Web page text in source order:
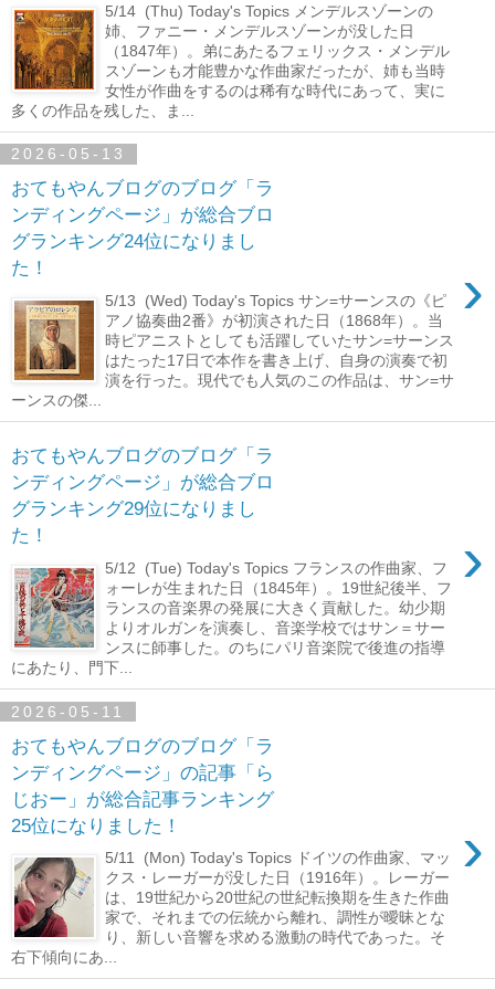
5/14 (Thu) Today's Topics メンデルスゾーンの
姉、ファニー・メンデルスゾーンが没した日
（1847年）。弟にあたるフェリックス・メンデル
スゾーンも才能豊かな作曲家だったが、姉も当時
女性が作曲をするのは稀有な時代にあって、実に
多くの作品を残した、ま...
2026-05-13
おてもやんブログのブログ「ラ
ンディングページ」が総合ブロ
グランキング24位になりまし
た！
›
5/13 (Wed) Today's Topics サン=サーンスの《ピ
アノ協奏曲2番》が初演された日（1868年）。当
時ピアニストとしても活躍していたサン=サーンス
はたった17日で本作を書き上げ、自身の演奏で初
演を行った。現代でも人気のこの作品は、サン=サ
ーンスの傑...
おてもやんブログのブログ「ラ
ンディングページ」が総合ブロ
グランキング29位になりまし
た！
›
5/12 (Tue) Today's Topics フランスの作曲家、フ
ォーレが生まれた日（1845年）。19世紀後半、フ
ランスの音楽界の発展に大きく貢献した。幼少期
よりオルガンを演奏し、音楽学校ではサン＝サー
ンスに師事した。のちにパリ音楽院で後進の指導
にあたり、門下...
2026-05-11
おてもやんブログのブログ「ラ
ンディングページ」の記事「ら
じおー」が総合記事ランキング
25位になりました！
›
5/11 (Mon) Today's Topics ドイツの作曲家、マッ
クス・レーガーが没した日（1916年）。レーガー
は、19世紀から20世紀の世紀転換期を生きた作曲
家で、それまでの伝統から離れ、調性が曖昧とな
り、新しい音響を求める激動の時代であった。そ
右下傾向にあ...